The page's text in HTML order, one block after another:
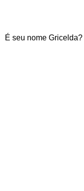
É seu nome Gricelda?